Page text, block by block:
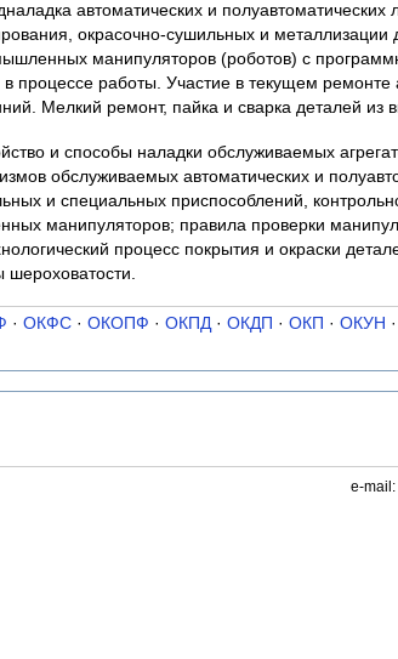
автоматических и полуавтоматических
окрасочно-сушильных и металлизации
манипуляторов (роботов) с
процессе работы. Участие в текущем ремонте
Мелкий ремонт, пайка и сварка деталей из
и способы наладки обслуживаемых
обслуживаемых автоматических и
и специальных приспособлений,
манипуляторов; правила проверки
процесс покрытия и окраски
· ОКФС· ОКОПФ · ОКПД· ОКДП · ОКП · ОКУН ·
e-mail: